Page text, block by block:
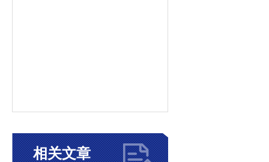
相关文章